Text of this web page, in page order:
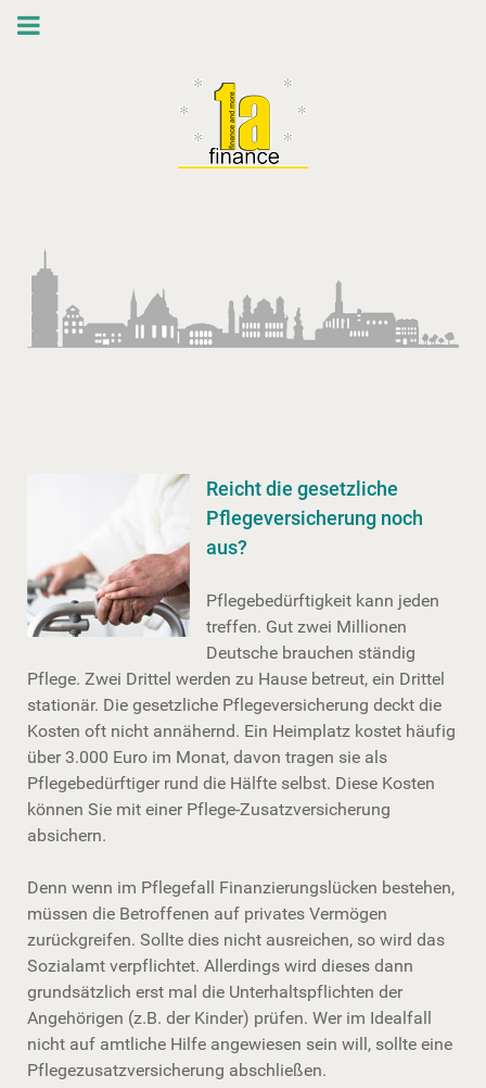
Reicht die gesetzliche
Pflege­ver­si­che­rung noch
aus?
Pflegebedürftigkeit kann jeden
treffen. Gut zwei Millionen
Deutsche brauchen ständig
Pflege. Zwei Drittel werden zu Hause betreut, ein Drittel
stationär. Die gesetzliche Pflege­ver­si­che­rung deckt die
Kosten oft nicht annähernd. Ein Heimplatz kostet häufig
über 3.000 Euro im Monat, davon tragen sie als
Pflegebedürftiger rund die Hälfte selbst. Diese Kosten
können Sie mit einer Pflege-Zusatzversicherung
absichern.
Denn wenn im Pflegefall Finanzierungslücken bestehen,
müssen die Betroffenen auf privates Vermögen
zurückgreifen. Sollte dies nicht ausreichen, so wird das
Sozialamt verpflichtet. Allerdings wird dieses dann
grundsätzlich erst mal die Unterhaltspflichten der
Angehörigen (z.B. der Kinder) prüfen. Wer im Idealfall
nicht auf amtliche Hilfe angewiesen sein will, sollte eine
Pflegezusatzversicherung abschließen.